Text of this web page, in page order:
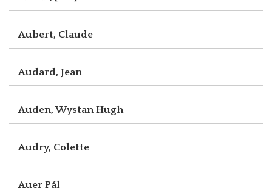
Aubert, Claude
Audard, Jean
Auden, Wystan Hugh
Audry, Colette
Auer Pál